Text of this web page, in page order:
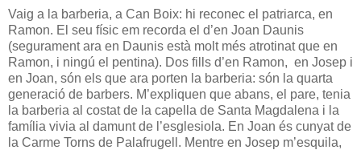
Vaig a la barberia, a Can Boix: hi reconec el patriarca, en
Ramon. El seu físic em recorda el d’en Joan Daunis
(segurament ara en Daunis està molt més atrotinat que en
Ramon, i ningú el pentina). Dos fills d’en Ramon, en Josep i
en Joan, són els que ara porten la barberia: són la quarta
generació de barbers. M’expliquen que abans, el pare, tenia
la barberia al costat de la capella de Santa Magdalena i la
família vivia al damunt de l’esglesiola. En Joan és cunyat de
la Carme Torns de Palafrugell. Mentre en Josep m’esquila,